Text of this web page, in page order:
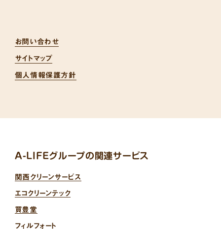
お問い合わせ
サイトマップ
個人情報保護方針
A-LIFEグループの関連サービス
関西クリーンサービス
エコクリーンテック
買豊堂
フィルフォート